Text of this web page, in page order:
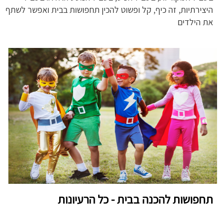
היצירתיות, זה כיף, קל ופשוט להכין תחפושות בבית ואפשר לשתף
את הילדים
תחפושות להכנה בבית - כל הרעיונות